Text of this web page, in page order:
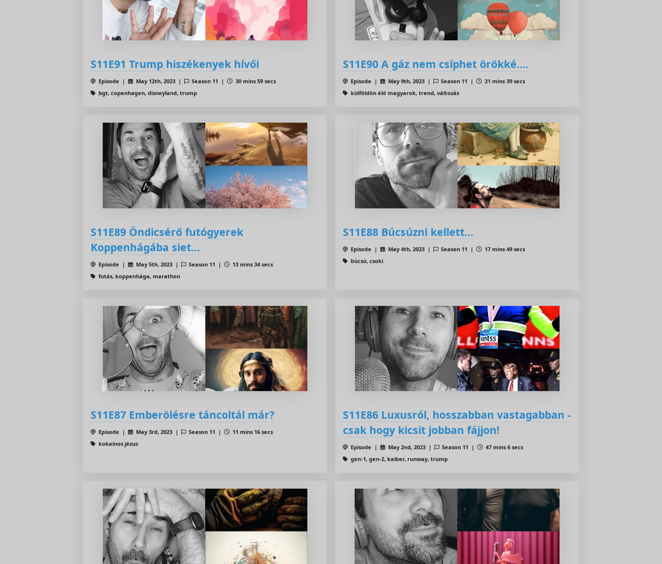
S11E91 Trump hiszékenyek hívői
Episode | May 12th, 2023 | Season 11 |
30 mins 59 secs
bgt, copenhagen, disneyland, trump
S11E90 A gáz nem csíphet örökké....
Episode | May 9th, 2023 | Season 11 |
21 mins 39 secs
külföldön élő magyarok, trend, változás
S11E89 Öndicsérő futógyerek
Koppenhágába siet...
Episode | May 5th, 2023 | Season 11 |
13 mins 34 secs
futás, koppenhága, marathon
S11E88 Búcsúzni kellett...
Episode | May 4th, 2023 | Season 11 |
17 mins 49 secs
búcsú, csoki
S11E87 Emberölésre táncoltál már?
Episode | May 3rd, 2023 | Season 11 |
11 mins 16 secs
kokainos jézus
S11E86 Luxusról, hosszabban vastagabban -
csak hogy kicsit jobban fájjon!
Episode | May 2nd, 2023 | Season 11 |
47 mins 6 secs
gen-1, gen-2, kaiber, runway, trump